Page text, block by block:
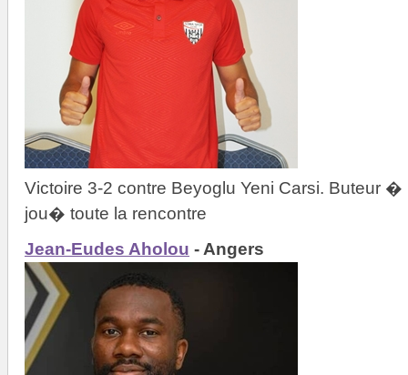
Victoire 3-2 contre Beyoglu Yeni Carsi. Buteur
jou� toute la rencontre
Jean-Eudes Aholou - Angers